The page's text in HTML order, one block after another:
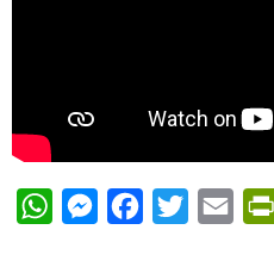
WhatsAppMessengerFacebook
Twitter Email